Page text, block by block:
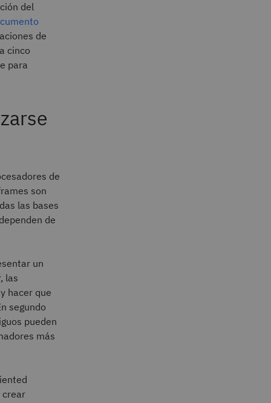
del
de
cinco
para
de
son
las bases
de
un
las
hacer que
segundo
pueden
más
crear